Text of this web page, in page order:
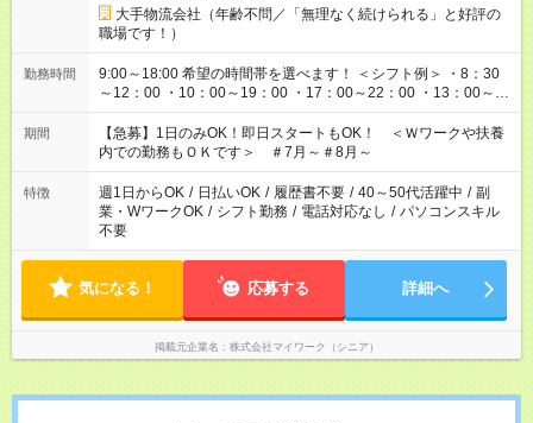
大手物流会社（年齢不問／「無理なく続けられる」と好評の
職場です！）
勤務時間
9:00～18:00 希望の時間帯を選べます！ ＜シフト例＞ ・8：30
～12：00 ・10：00～19：00 ・17：00～22：00 ・13：00～
22：00 ・22：00～翌6：00 など
期間
【急募】1日のみOK！即日スタートもOK！ ＜Ｗワークや扶養
内での勤務もＯＫです＞ ＃7月～＃8月～
特徴 週1日からOK / 日払いOK / 履歴書不要 / 40～50代活躍中 / 副
業・WワークOK / シフト勤務 / 電話対応なし / パソコンスキル
不要
気になる！ 応募する 詳細へ
掲載元企業名 株式会社マイワーク（シニア）